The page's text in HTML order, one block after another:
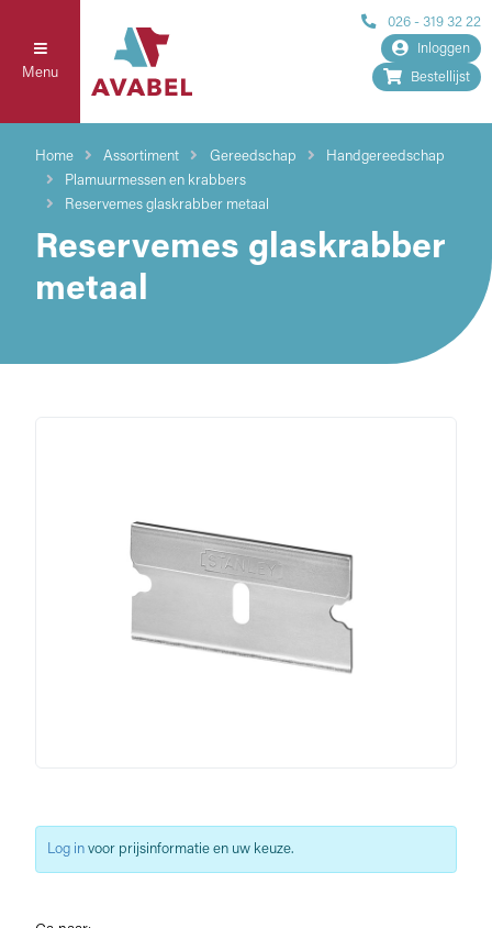
Menu
026 - 319 32 22
Inloggen
Bestellijst
Home Assortiment Gereedschap
Handgereedschap
Plamuurmessen en krabbers
Reservemes glaskrabber metaal
Reservemes glaskrabber
metaal
Log in voor prijsinformatie en uw keuze.